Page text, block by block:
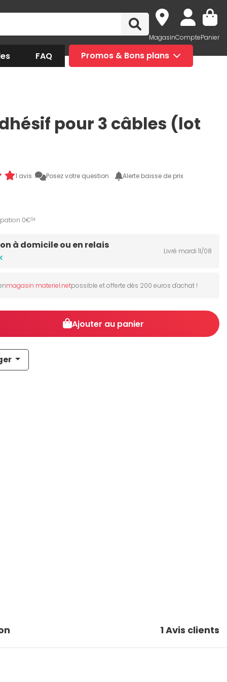
MagasinComptePanier
FAQ Promos & Bons plans
pour 3 câbles (lot
1 avis Posez votre question Alerte baisse de prix
0€04
à domicile ou en relais
Livré mardi 11/08
magasin materiel.netpossible et offerte dès 200 euros d'achat !
Ajouter au panier
1Avis clients